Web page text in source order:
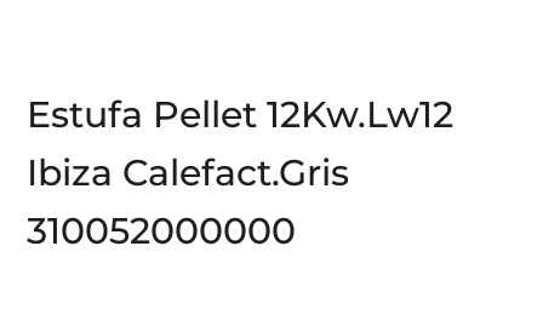
Estufa Pellet 12Kw.Lw12
Ibiza Calefact.Gris
310052000000